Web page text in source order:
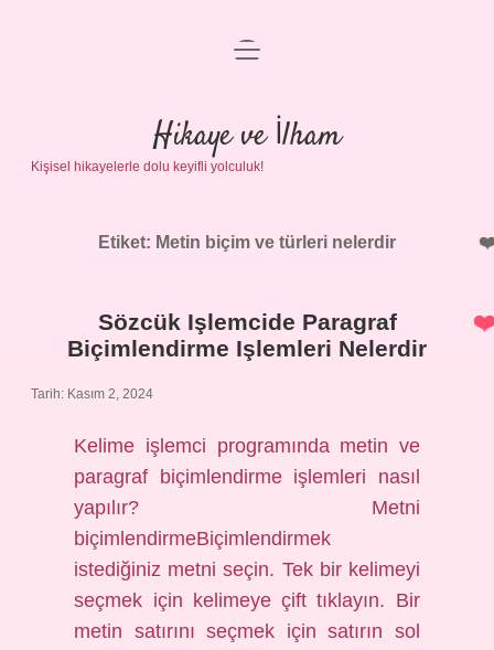
Anasayfa
Gizlilik Politikası
Yasal Uyarı
menüyü
Hikaye ve İlham
Kişisel hikayelerle dolu keyifli yolculuk!
Etiket: Metin biçim ve türleri nelerdir
Sözcük Işlemcide Paragraf
Biçimlendirme Işlemleri Nelerdir
Tarih: Kasım 2, 2024
Kelime işlemci programında metin ve
paragraf biçimlendirme işlemleri nasıl
yapılır? Metni
biçimlendirmeBiçimlendirmek
istediğiniz metni seçin. Tek bir kelimeyi
seçmek için kelimeye çift tıklayın. Bir
metin satırını seçmek için satırın sol